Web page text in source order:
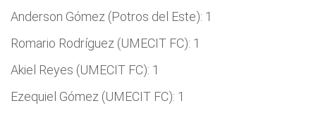
Anderson Gómez (Potros del Este): 1
Romario Rodríguez (UMECIT FC): 1
Akiel Reyes (UMECIT FC): 1
Ezequiel Gómez (UMECIT FC): 1